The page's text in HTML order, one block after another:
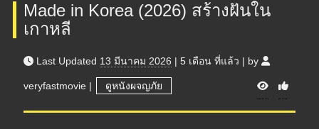
Made in Korea (2026) สร้างฝันใน
เกาหลี
Last Updated 13 มีนาคม 2026 | 5 เดือน ที่แล้ว | by
veryfastmovie | ดูหนังผจญภัย V
i